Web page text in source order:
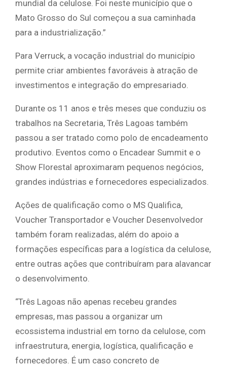
mundial da celulose. Foi neste município que o
Mato Grosso do Sul começou a sua caminhada
para a industrialização.”
Para Verruck, a vocação industrial do município
permite criar ambientes favoráveis à atração de
investimentos e integração do empresariado.
Durante os 11 anos e três meses que conduziu os
trabalhos na Secretaria, Três Lagoas também
passou a ser tratado como polo de encadeamento
produtivo. Eventos como o Encadear Summit e o
Show Florestal aproximaram pequenos negócios,
grandes indústrias e fornecedores especializados.
Ações de qualificação como o MS Qualifica,
Voucher Transportador e Voucher Desenvolvedor
também foram realizadas, além do apoio a
formações específicas para a logística da celulose,
entre outras ações que contribuíram para alavancar
o desenvolvimento.
“Três Lagoas não apenas recebeu grandes
empresas, mas passou a organizar um
ecossistema industrial em torno da celulose, com
infraestrutura, energia, logística, qualificação e
fornecedores. É um caso concreto de